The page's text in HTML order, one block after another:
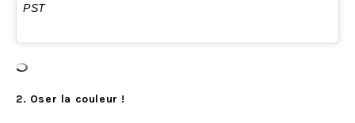
PST
2. Oser la couleur !